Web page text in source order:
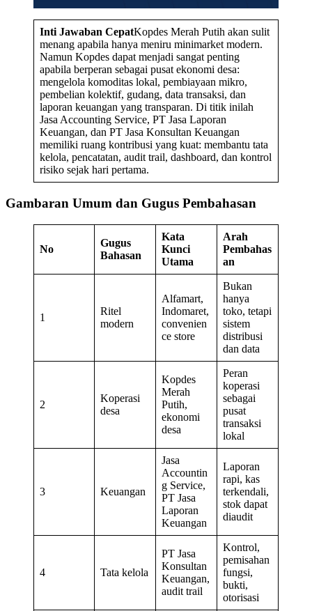
Inti Jawaban CepatKopdes Merah Putih akan sulit
menang apabila hanya meniru minimarket modern.
Namun Kopdes dapat menjadi sangat penting
apabila berperan sebagai pusat ekonomi desa:
mengelola komoditas lokal, pembiayaan mikro,
pembelian kolektif, gudang, data transaksi, dan
laporan keuangan yang transparan. Di titik inilah
Jasa Accounting Service, PT Jasa Laporan
Keuangan, dan PT Jasa Konsultan Keuangan
memiliki ruang kontribusi yang kuat: membantu tata
kelola, pencatatan, audit trail, dashboard, dan kontrol
risiko sejak hari pertama.
Gambaran Umum dan Gugus Pembahasan
No
Gugus
Bahasan
Kata
Kunci
Utama
Arah
Pembahas
an
1
Ritel
modern
Alfamart,
Indomaret,
convenien
ce store
Bukan
hanya
toko, tetapi
sistem
distribusi
dan data
2
Koperasi
desa
Kopdes
Merah
Putih,
ekonomi
desa
Peran
koperasi
sebagai
pusat
transaksi
lokal
3 Keuangan
Jasa
Accountin
g Service,
PT Jasa
Laporan
Keuangan
Laporan
rapi, kas
terkendali,
stok dapat
diaudit
4 Tata kelola
PT Jasa
Konsultan
Keuangan,
audit trail
Kontrol,
pemisahan
fungsi,
bukti,
otorisasi